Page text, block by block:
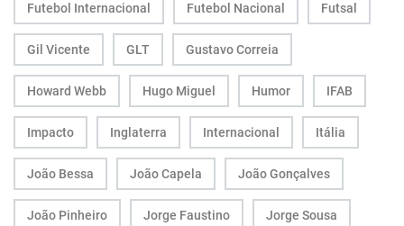
Futebol Internacional Futebol Nacional Futsal
Gil Vicente GLT Gustavo Correia
Howard Webb Hugo Miguel Humor IFAB
Impacto Inglaterra Internacional Itália
João Bessa João Capela João Gonçalves
João Pinheiro Jorge Faustino Jorge Sousa